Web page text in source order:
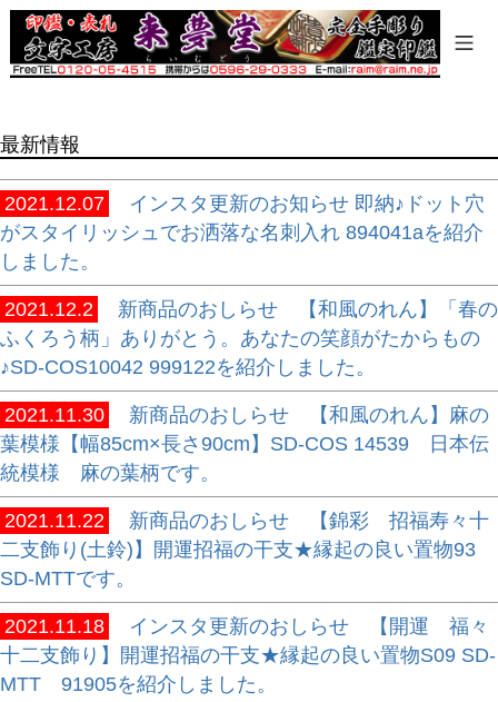
最新情報
2021.12.07
インスタ更新のお知らせ 即納♪ドット穴
がスタイリッシュでお洒落な名刺入れ 894041aを紹介
しました。
2021.12.2
新商品のおしらせ 【和風のれん】「春の
ふくろう柄」ありがとう。あなたの笑顔がたからもの
♪SD-COS10042 999122を紹介しました。
2021.11.30
新商品のおしらせ 【和風のれん】麻の
葉模様【幅85cm×長さ90cm】SD-COS 14539 日本伝
統模様 麻の葉柄です。
2021.11.22
新商品のおしらせ 【錦彩 招福寿々十
二支飾り(土鈴)】開運招福の干支★縁起の良い置物93
SD-MTTです。
2021.11.18
インスタ更新のおしらせ 【開運 福々
十二支飾り】開運招福の干支★縁起の良い置物S09 SD-
MTT 91905を紹介しました。
商品タグ
セール
翌日発送
在庫なし商品
在庫なし商品を表示しない
商品番号/JANコード
バンドル販売
予約商品
予約商品のみを表示
並び順
新着順
登録順
価格が安い順
価格が高い順
優先度順